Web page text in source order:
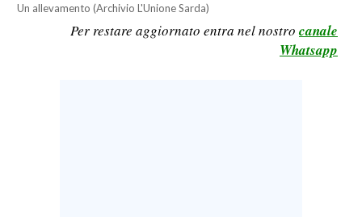
SPORT IN SARDEGNA
Un allevamento (Archivio L'Unione Sarda)
Per restare aggiornato entra nel nostro canale
Whatsapp